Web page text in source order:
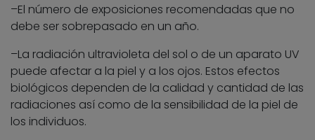
–El número de exposiciones recomendadas que no
debe ser sobrepasado en un año.
–La radiación ultravioleta del sol o de un aparato UV
puede afectar a la piel y a los ojos. Estos efectos
biológicos dependen de la calidad y cantidad de las
radiaciones así como de la sensibilidad de la piel de
los individuos.